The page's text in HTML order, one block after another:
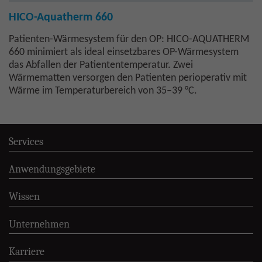
HICO-Aquatherm 660
Patienten-Wärmesystem für den OP: HICO-AQUATHERM
660 minimiert als ideal einsetzbares OP-Wärmesystem
das Abfallen der Patiententemperatur. Zwei
Wärmematten versorgen den Patienten perioperativ mit
Wärme im Temperaturbereich von 35–39 °C.
Services
Anwendungsgebiete
Wissen
Unternehmen
Karriere